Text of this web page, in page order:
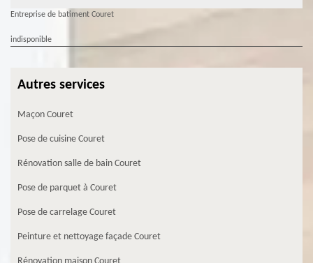
Entreprise de batiment Couret
indisponible
Autres services
Maçon Couret
Pose de cuisine Couret
Rénovation salle de bain Couret
Pose de parquet à Couret
Pose de carrelage Couret
Peinture et nettoyage façade Couret
Rénovation maison Couret